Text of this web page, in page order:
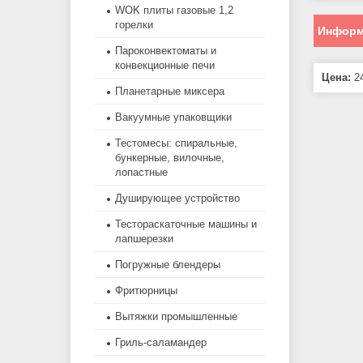
Цена:
WOK плиты газовые 1,2
горелки
Пароконвектоматы и
конвекционные печи
Планетарные миксера
Вакуумные упаковщики
Тестомесы: спиральные,
бункерные, вилочные,
лопастные
Душирующее устройство
Тестораскаточные машины и
лапшерезки
Погружные блендеры
Фритюрницы
Вытяжки промышленные
Гриль-саламандер